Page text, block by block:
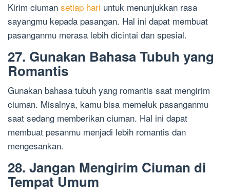
Kirim ciuman setiap hari untuk menunjukkan rasa
sayangmu kepada pasangan. Hal ini dapat membuat
pasanganmu merasa lebih dicintai dan spesial.
27. Gunakan Bahasa Tubuh yang
Romantis
Gunakan bahasa tubuh yang romantis saat mengirim
ciuman. Misalnya, kamu bisa memeluk pasanganmu
saat sedang memberikan ciuman. Hal ini dapat
membuat pesanmu menjadi lebih romantis dan
mengesankan.
28. Jangan Mengirim Ciuman di
Tempat Umum